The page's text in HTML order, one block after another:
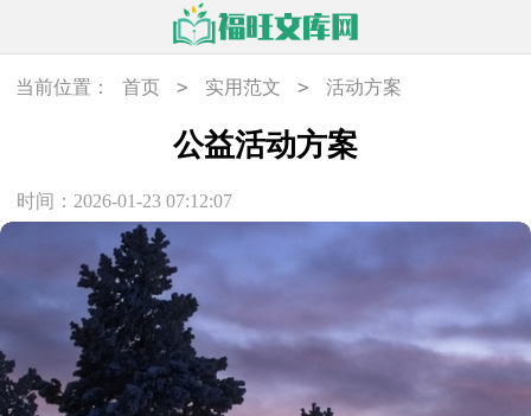
当前位置： 首页 > 实用范文 > 活动方案
公益活动方案
时间：2026-01-23 07:12:07